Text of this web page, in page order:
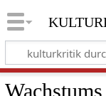
Wachstums